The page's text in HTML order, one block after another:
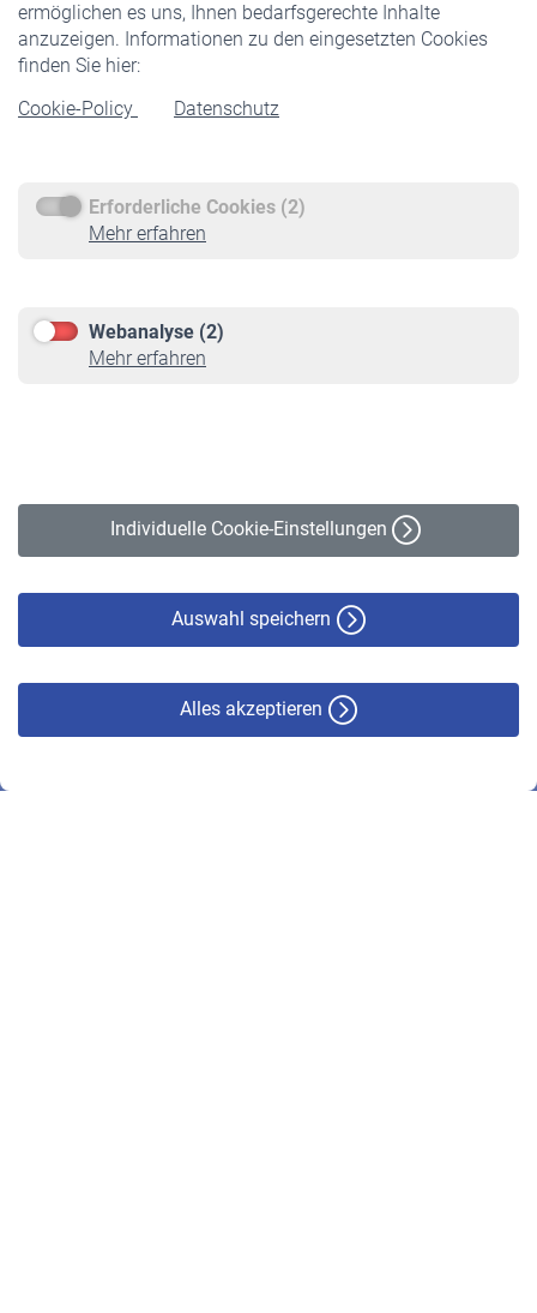
ermöglichen es uns, Ihnen bedarfsgerechte Inhalte
anzuzeigen. Informationen zu den eingesetzten Cookies
finden Sie hier:
Cookie-Policy
Datenschutz
Erforderliche Cookies (2)
Mehr erfahren
Webanalyse (2)
Mehr erfahren
Individuelle Cookie-Einstellungen
Auswahl speichern
Alles akzeptieren
Rentner
Rentenbeginn
Rente beantragen
Service
Informationen
Online-Rechner
VBLnewsletter
Erklärung zur Barrierefreiheit
© VBL 2026